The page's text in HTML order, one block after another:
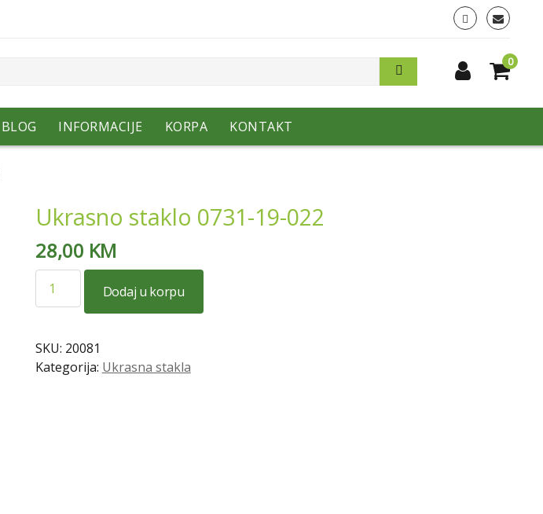
0
BLOG INFORMACIJE KORPA KONTAKT
Ukrasno staklo 0731-19-022
28,00 KM
staklo
022
količina
Dodaj u korpu
SKU: 20081
Kategorija: Ukrasna stakla